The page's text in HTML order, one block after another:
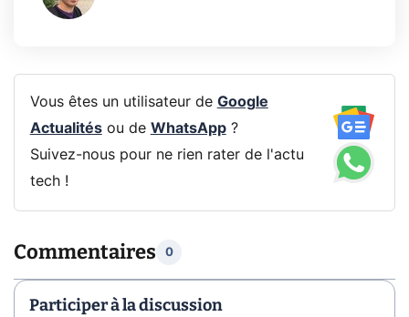
Vous êtes un utilisateur de Google
Actualitésou de WhatsApp?
Suivez-nous pour ne rien rater de l'actu
tech !
Commentaires 0
Participer à la discussion